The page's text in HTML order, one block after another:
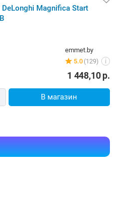
Magnifica Start
emmet.by
5.0 (129) i
1 448,10р.
В магазин